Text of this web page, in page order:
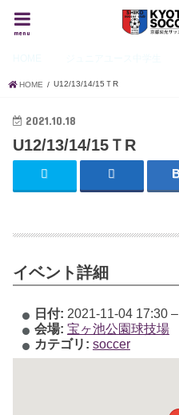
menu
HOME U12/13/14/15ＴR
2021.10.18
U12/13/14/15ＴR
イベント詳細
日付: 2021-11-04 17:30–
会場: 宝ヶ池公園球技場
カテゴリ: soccer